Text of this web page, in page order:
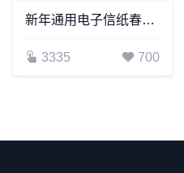
新年通用电子信纸春节信纸背景word模板(1)
3335 700